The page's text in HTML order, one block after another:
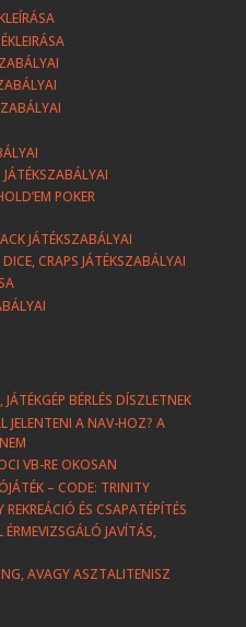
POKER
JÁTÉKSZABÁLYAI
CRAPS JÁTÉKSZABÁLYAI
BÉRLÉS DÍSZLETNEK
JELENTENI A NAV-HOZ? A
VB-RE OKOSAN
– CODE: TRINITY
ÉS CSAPATÉPÍTÉS
JAVÍTÁS,
AVAGY ASZTALITENISZ